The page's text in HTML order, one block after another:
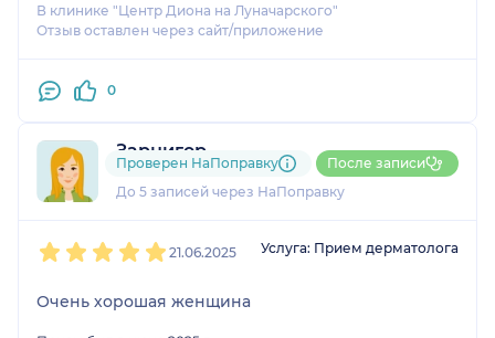
В клинике "Центр Диона на Луначарского"
Отзыв оставлен через сайт/приложение
0
Зарнигор
1 отзыв
До 5 записей через НаПоправку
Проверен НаПоправку После записи
21.06.2025 Услуга: Прием дерматолога
Очень хорошая женщина